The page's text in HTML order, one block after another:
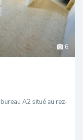
6
A2 situé au rez-